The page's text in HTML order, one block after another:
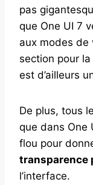
pas
que One UI 7
aux modes de
section pour
est d’ailleurs
De plus, tous
que dans One
flou pour
transparence
l’interface.